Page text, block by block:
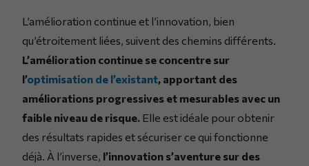
L’amélioration continue et l’innovation, bien
qu’étroitement liées, suivent des chemins différents.
L’amélioration continue se concentre sur
l’optimisation de l’existant, apportant des
améliorations progressives et mesurables avec un
faible niveau de risque. Elle est idéale pour obtenir
des résultats rapides et sécuriser ce qui fonctionne
déjà. À l’inverse, l’innovation s’aventure sur des